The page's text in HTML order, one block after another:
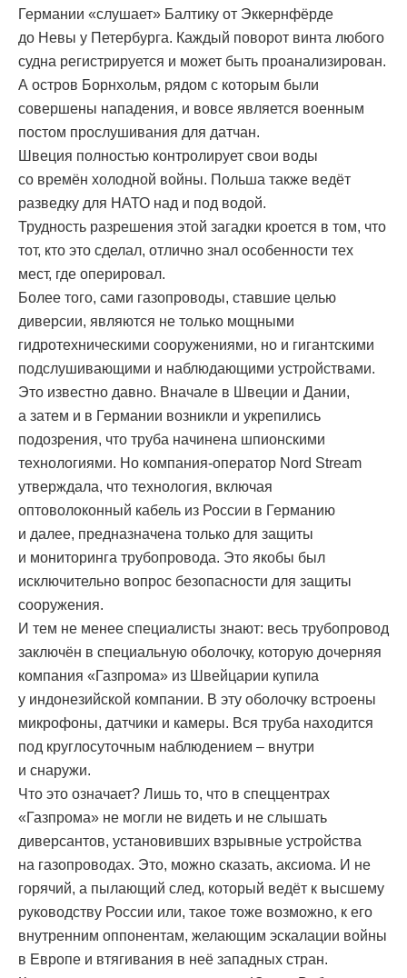
Германии «слушает» Балтику от Эккернфёрде
до Невы у Петербурга. Каждый поворот винта любого
судна регистрируется и может быть проанализирован.
А остров Борнхольм, рядом с которым были
совершены нападения, и вовсе является военным
постом прослушивания для датчан.
Швеция полностью контролирует свои воды
со времён холодной войны. Польша также ведёт
разведку для НАТО над и под водой.
Трудность разрешения этой загадки кроется в том, что
тот, кто это сделал, отлично знал особенности тех
мест, где оперировал.
Более того, сами газопроводы, ставшие целью
диверсии, являются не только мощными
гидротехническими сооружениями, но и гигантскими
подслушивающими и наблюдающими устройствами.
Это известно давно. Вначале в Швеции и Дании,
а затем и в Германии возникли и укрепились
подозрения, что труба начинена шпионскими
технологиями. Но компания-оператор Nord Stream
утверждала, что технология, включая
оптоволоконный кабель из России в Германию
и далее, предназначена только для защиты
и мониторинга трубопровода. Это якобы был
исключительно вопрос безопасности для защиты
сооружения.
И тем не менее специалисты знают: весь трубопровод
заключён в специальную оболочку, которую дочерняя
компания «Газпрома» из Швейцарии купила
у индонезийской компании. В эту оболочку встроены
микрофоны, датчики и камеры. Вся труба находится
под круглосуточным наблюдением – внутри
и снаружи.
Что это означает? Лишь то, что в спеццентрах
«Газпрома» не могли не видеть и не слышать
диверсантов, установивших взрывные устройства
на газопроводах. Это, можно сказать, аксиома. И не
горячий, а пылающий след, который ведёт к высшему
руководству России или, такое тоже возможно, к его
внутренним оппонентам, желающим эскалации войны
в Европе и втягивания в неё западных стран.